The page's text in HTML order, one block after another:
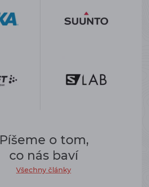
Píšeme o tom,
co nás baví
Všechny články